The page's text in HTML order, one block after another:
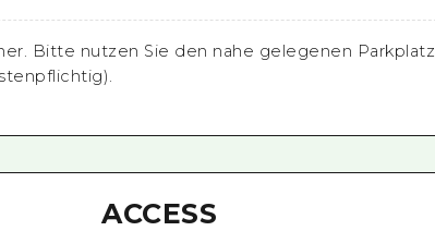
Bitte nutzen Sie den nahe gelegenen Parkplatz
ACCESS